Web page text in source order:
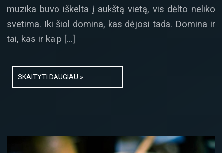
muzika buvo iškelta į aukštą vietą, vis dėlto neliko
svetima. Iki šiol domina, kas dėjosi tada. Domina ir
tai, kas ir kaip […]
SKAITYTI DAUGIAU »